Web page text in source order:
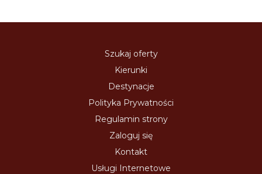
Szukaj oferty
Kierunki
Destynacje
Polityka Prywatności
Regulamin strony
Zaloguj się
Kontakt
Usługi Internetowe